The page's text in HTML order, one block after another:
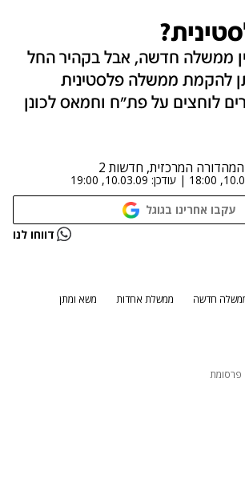
ממשלה חדשה, אבל בקהיר החל
להקמת ממשלה פלסטינית
לוחצים על פת"ח וחמאס לכונן
המהדורה המרכזית, חדשות 2
| עודכן: 10.03.09, 19:00
עקבו אחרינו בגוגל
נתקלנו בבעיה דווחו לנו
חדשה ממשלת אחדות
משא ומתן
פרסומת